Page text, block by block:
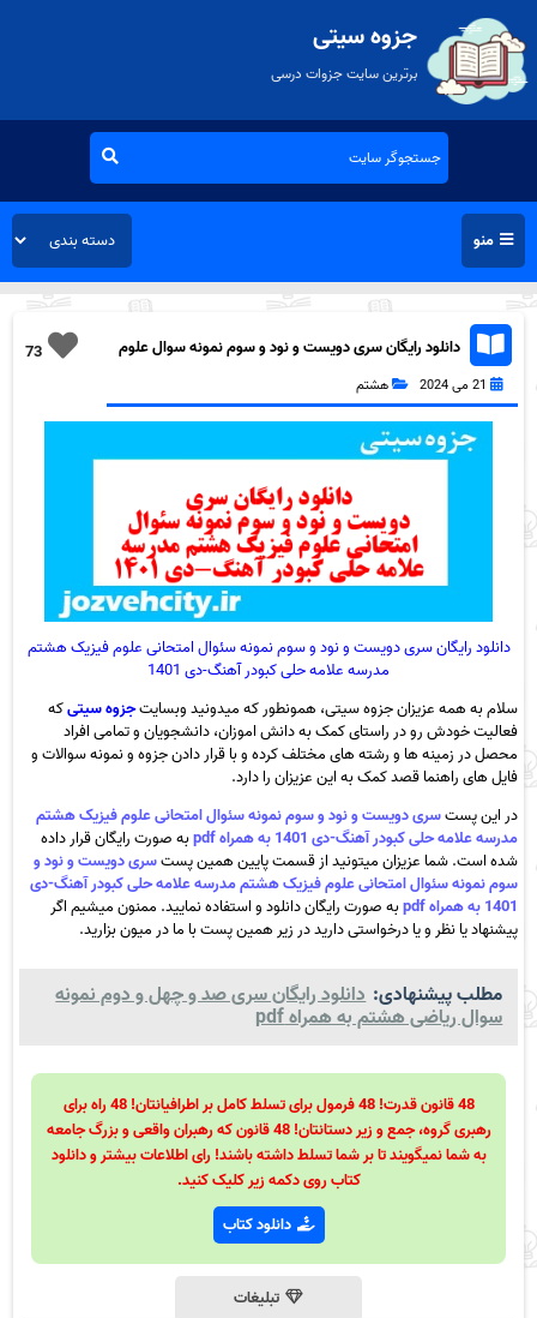
جزوه سیتی
برترین سایت جزوات درسی
منو
73
دانلود رایگان سری دویست و نود و سوم نمونه سوال علوم
هشتم به همراه pdf
21 می 2024 هشتم
دانلود رایگان سری دویست و نود و سوم نمونه سئوال امتحانی علوم فیزیک هشتم
مدرسه علامه حلی کبودر آهنگ-دی 1401
سلام به همه عزیزان جزوه سیتی، همونطور که میدونید وبسایتجزوه سیتیکه
فعالیت خودش رو در راستای کمک به دانش اموزان، دانشجویان و تمامی افراد
محصل در زمینه ها و رشته های مختلف کرده و با قرار دادن جزوه و نمونه سوالات و
فایل های راهنما قصد کمک به این عزیزان را دارد.
در این پستسری دویست و نود و سوم نمونه سئوال امتحانی علوم فیزیک هشتم
مدرسه علامه حلی کبودر آهنگ-دی 1401 به همراه pdf
به صورت رایگان قرار داده
شده است. شما عزیزان میتونید از قسمت پایین همین پستسری دویست و نود و
سوم نمونه سئوال امتحانی علوم فیزیک هشتم مدرسه علامه حلی کبودر آهنگ-دی
1401 به همراه pdf
به صورت رایگان دانلود و استفاده نمایید. ممنون میشیم اگر
پیشنهاد یا نظر و یا درخواستی دارید در زیر همین پست با ما در میون بزارید.
مطلب پیشنهادی: دانلود رایگان سری صد و چهل و دوم نمونه
سوال ریاضی هشتم به همراه pdf
48 قانون قدرت! 48 فرمول برای تسلط کامل بر اطرافیانتان! 48 راه برای
رهبری گروه، جمع و زیر دستانتان! 48 قانون که رهبران واقعی و بزرگ جامعه
به شما نمیگویند تا بر شما تسلط داشته باشند! رای اطلاعات بیشتر و دانلود
کتاب روی دکمه زیر کلیک کنید.
دانلود کتاب
تبلیغات